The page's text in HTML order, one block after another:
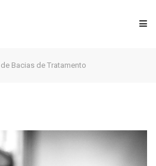
Bacias de Tratamento